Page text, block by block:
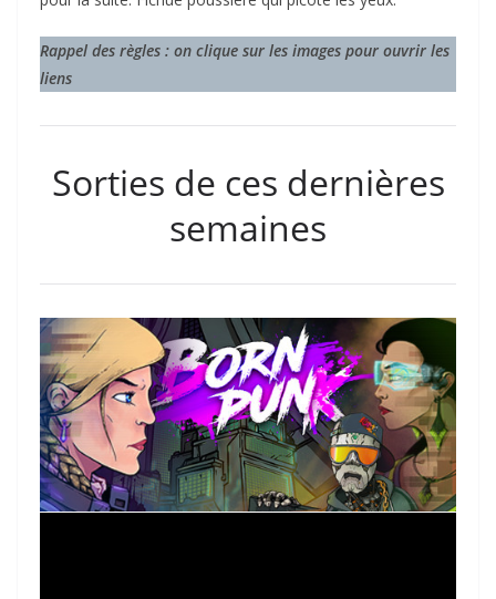
Rappel des règles : on clique sur les images pour ouvrir les
liens
Sorties de ces dernières
semaines